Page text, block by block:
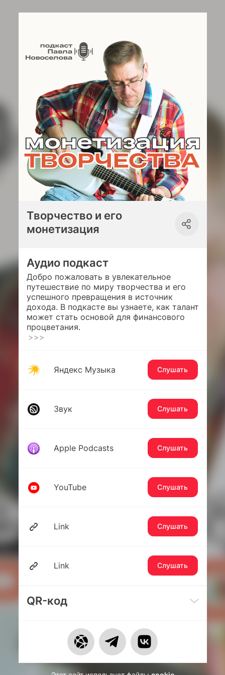
Творчество и его
монетизация
Аудио подкаст
Добро пожаловать в увлекательное
путешествие по миру творчества и его
успешного превращения в источник
дохода. В подкасте вы узнаете, как талант
может стать основой для финансового
процветания.
>>>
Яндекс Музыка Слушать
Звук Слушать
Apple Podcasts Слушать
YouTube Слушать
Link Слушать
Link Слушать
QR-код